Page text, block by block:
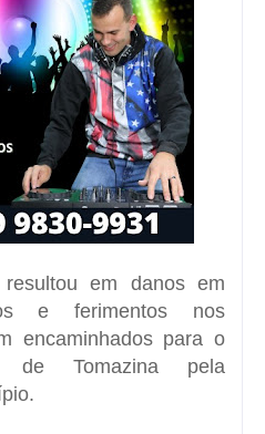
em danos em
e ferimentos nos
encaminhados para o
de Tomazina pela